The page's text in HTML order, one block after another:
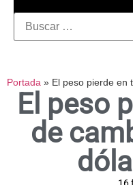
Portada » El peso pierde en
El peso
de